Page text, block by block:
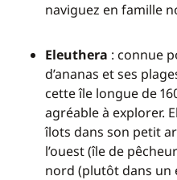
naviguez en famille
Eleuthera : connue
d’ananas et ses
cette île longue de
agréable à explorer.
îlots dans son petit
l’ouest (île de
nord (plutôt dans un